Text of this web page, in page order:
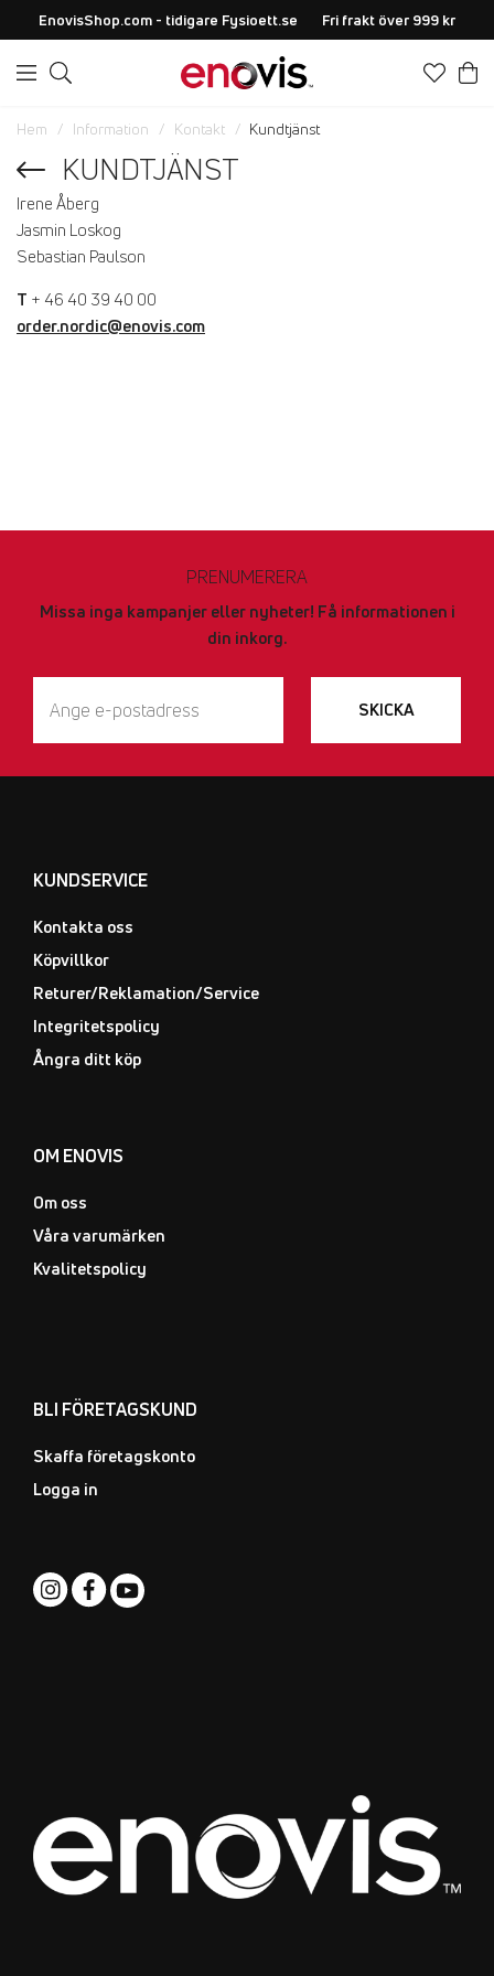
EnovisShop.com - tidigare Fysioett.se Fri frakt över 999 kr
Hem Information Kontakt Kundtjänst
KUNDTJÄNST
Irene Åberg
Jasmin Loskog
Sebastian Paulson
T + 46 40 39 40 00
order.nordic@enovis.com
PRENUMERERA
Missa inga kampanjer eller nyheter! Få informationen i
din inkorg.
SKICKA
KUNDSERVICE
Kontakta oss
Köpvillkor
Returer/Reklamation/Service
Integritetspolicy
Ångra ditt köp
OM ENOVIS
Om oss
Våra varumärken
Kvalitetspolicy
BLI FÖRETAGSKUND
Skaffa företagskonto
Logga in